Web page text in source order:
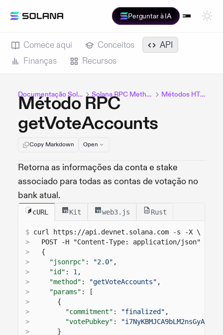
Perguntar à IA
Comece aqui Conceitos
API
Finanças
Recursos
Documentação Solana Solana RPC Methods Métodos HTTP
Método RPC
getVoteAccounts
Copy Markdown Open
Retorna as informações da conta e stake
associado para todas as contas de votação no
bank atual.
cURL Kit web3.js Rust
$ curl https://api.devnet.solana.com -s -X \
>
POST -H "Content-Type: application/json" -d
>
{
>
"jsonrpc" : "2.0" ,
>
"id" : 1 ,
>
"method" : "getVoteAccounts" ,
>
"params" : [
>
{
>
"commitment" : "finalized" ,
>
"votePubkey" :
>
}